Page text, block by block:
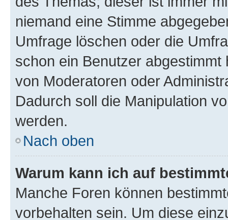
niemand eine Stimme
Umfrage löschen oder die
schon ein Benutzer
von Moderatoren oder
Dadurch soll die Manipulation
werden.
Nach oben
Warum kann ich auf
Manche Foren können
vorbehalten sein. Um diese